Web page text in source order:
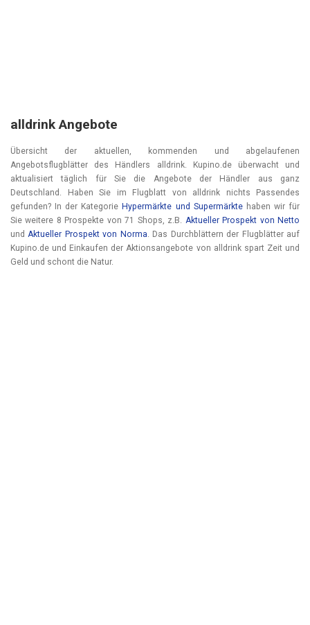
alldrink Angebote
Übersicht der aktuellen, kommenden und abgelaufenen
Angebotsflugblätter des Händlers alldrink. Kupino.de überwacht und
aktualisiert täglich für Sie die Angebote der Händler aus ganz
Deutschland. Haben Sie im Flugblatt von alldrink nichts Passendes
gefunden? In der Kategorie Hypermärkte und Supermärktehaben wir für
Sie weitere 8 Prospekte von 71 Shops, z.B. Aktueller Prospekt von Netto
undAktueller Prospekt von Norma. Das Durchblättern der Flugblätter auf
Kupino.de und Einkaufen der Aktionsangebote von alldrink spart Zeit und
Geld und schont die Natur.